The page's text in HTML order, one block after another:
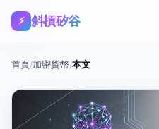
⚡ 斜槓矽谷
首頁/加密貨幣/本文